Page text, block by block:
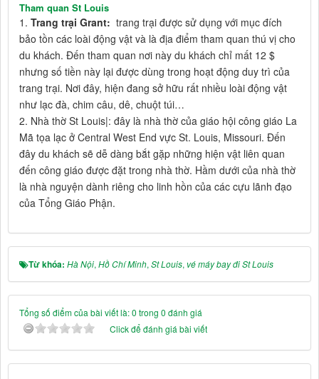
Tham quan St Louis
1. Trang trại Grant: trang trại được sử dụng với mục đích
bảo tồn các loài động vật và là địa điểm tham quan thú vị cho
du khách. Đến tham quan nơi này du khách chỉ mất 12 $
nhưng số tiền này lại được dùng trong hoạt động duy trì của
trang trại. Nơi đây, hiện đang sở hữu rất nhiều loài động vật
như lạc đà, chim câu, dê, chuột túi…
2. Nhà thờ St Louis|: đây là nhà thờ của giáo hội công giáo La
Mã tọa lạc ở Central West End vực St. Louis, Missouri. Đến
đây du khách sẽ dễ dàng bắt gặp những hiện vật liên quan
đến công giáo được đặt trong nhà thờ. Hầm dưới của nhà thờ
là nhà nguyện dành riêng cho linh hồn của các cựu lãnh đạo
của Tổng Giáo Phận.
Từ khóa: Hà Nội, Hồ Chí Minh, St Louis, vé máy bay đi St Louis
Tổng số điểm của bài viết là: 0 trong 0 đánh giá
Click để đánh giá bài viết